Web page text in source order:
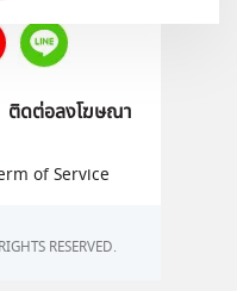
ติดต่อลงโฆษณา
of Service
RESERVED.